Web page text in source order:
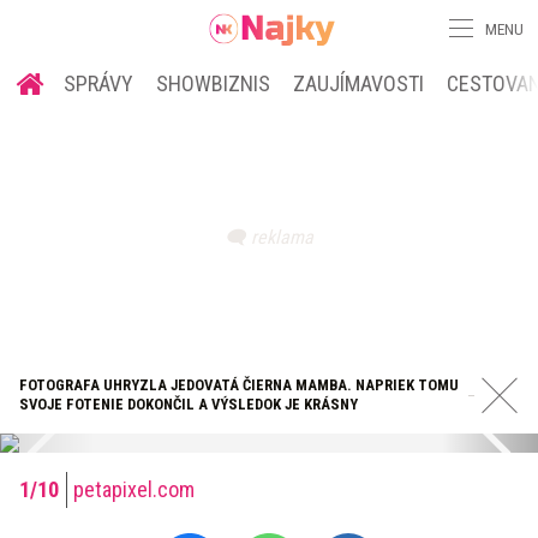
MENU
SPRÁVY SHOWBIZNIS ZAUJÍMAVOSTI
FOTOGRAFA UHRYZLA JEDOVATÁ ČIERNA MAMBA. NAPRIEK TOMU
SVOJE FOTENIE DOKONČIL A VÝSLEDOK JE KRÁSNY
petapixel.com